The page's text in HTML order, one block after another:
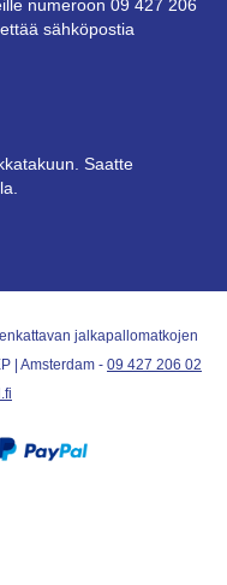
numeroon 09 427 206
sähköpostia
Saatte
jalkapallomatkojen
| Amsterdam - 09 427 206 02